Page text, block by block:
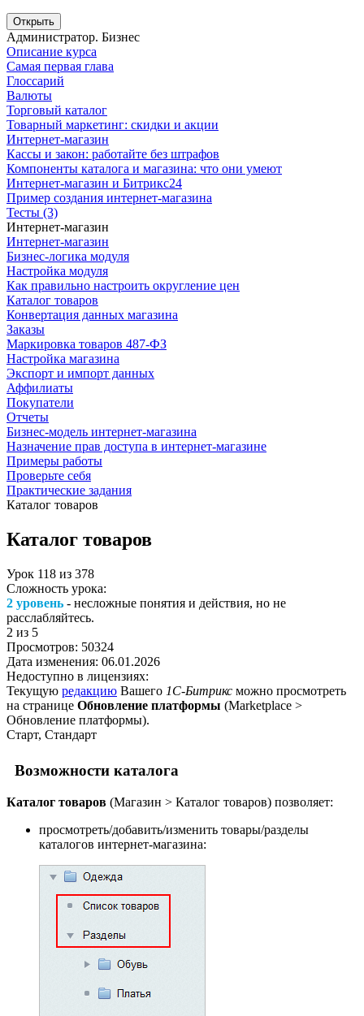
Открыть
Администратор. Бизнес
Описание курса
Самая первая глава
Глоссарий
Валюты
Торговый каталог
Товарный маркетинг: скидки и акции
Интернет-магазин
Кассы и закон: работайте без штрафов
Компоненты каталога и магазина: что они умеют
Интернет-магазин и Битрикс24
Пример создания интернет-магазина
Тесты (3)
Интернет-магазин
Интернет-магазин
Бизнес-логика модуля
Настройка модуля
Как правильно настроить округление цен
Каталог товаров
Конвертация данных магазина
Заказы
Маркировка товаров 487-ФЗ
Настройка магазина
Экспорт и импорт данных
Аффилиаты
Покупатели
Отчеты
Бизнес-модель интернет-магазина
Назначение прав доступа в интернет-магазине
Примеры работы
Проверьте себя
Практические задания
Каталог товаров
Каталог товаров
Урок 118 из 378
Сложность урока:
2 уровень - несложные понятия и действия, но не
расслабляйтесь.
2 из 5
Просмотров: 50324
Дата изменения: 06.01.2026
Недоступно в лицензиях:
Текущую редакцию Вашего 1С-Битрикс можно просмотреть
на странице Обновление платформы (Marketplace >
Обновление платформы).
Старт, Стандарт
Возможности каталога
Каталог товаров (Магазин > Каталог товаров) позволяет:
просмотреть/добавить/изменить товары/разделы
каталогов интернет-магазина: